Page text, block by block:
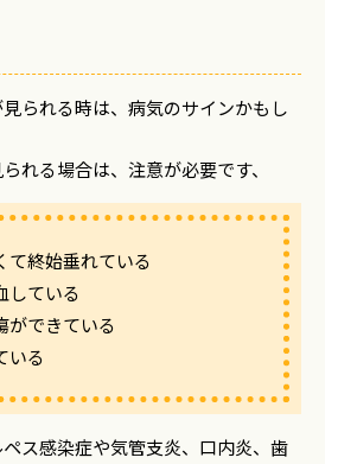
られる時は、病気のサインかもし
れる場合は、注意が必要です、
て終始垂れている
している
ができている
いる
ス感染症や気管支炎、口内炎、歯